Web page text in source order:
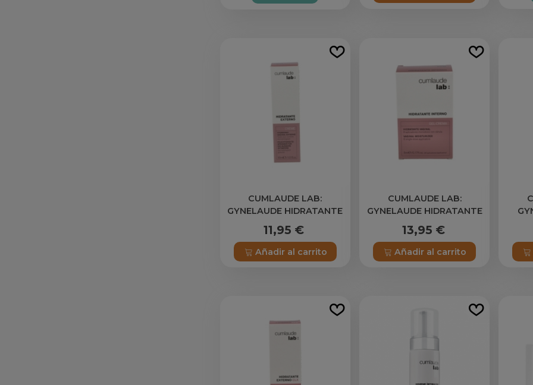
CUMLAUDE LAB:
GYNELAUDE HIDRATANTE
EXTERNO 30 ML
11,95 €
Añadir al carrito
CUMLAUDE LAB:
GYNELAUDE HIDRATANTE
INTERNO 6 ML 6 U
13,95 €
Añadir al carrito